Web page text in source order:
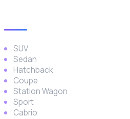
SUV
Sedan
Hatchback
Coupe
Station Wagon
Sport
Cabrio